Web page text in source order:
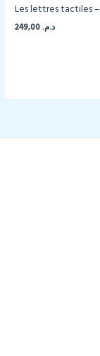
Les lettres tactiles
د.م.